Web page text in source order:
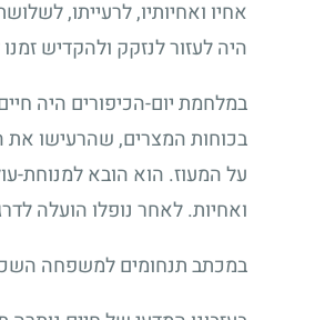
אחיו ואחיותיו, לרעייתו,
היה לעזור לנזקק ולהקדיש
במלחמת יום-הכיפורים היה
בכוחות המצרים, שהרעישו את
על המעוז. הוא הובא למנוחת-
ואחיות. לאחר נופלו הועלה
במכתב תנחומים למשפחה